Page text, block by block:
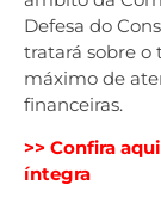
Defesa do
tratará sobre o
máximo de
financeiras.
>> Confira aqui
íntegra